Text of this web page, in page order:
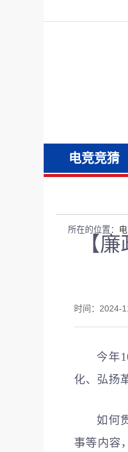
电竞竞猜
所在的位置：
【
时间：2024-
今年
化、弘扬
如何
事等内容